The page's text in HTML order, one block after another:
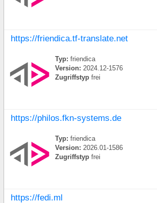
https://friendica.tf-translate.net
Typ: friendica
Version: 2024.12-1576
Zugriffstyp frei
https://philos.fkn-systems.de
Typ: friendica
Version: 2026.01-1586
Zugriffstyp frei
https://fedi.ml